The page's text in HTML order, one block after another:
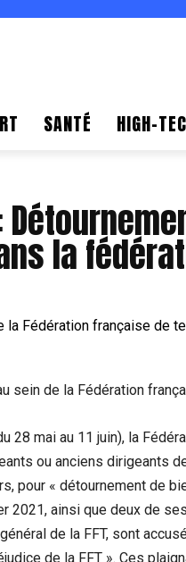
SANTÉ HIGH-
la
sein de la Fédération
28 mai au 11 juin), la
ou anciens dirigeants
pour « détournement de
2021, ainsi que deux de
de la FFT, sont
de la FFT ». Ces